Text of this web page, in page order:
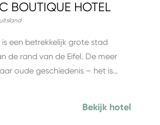
BOUTIQUE HOTEL
een betrekkelijk grote stad
de rand van de Eifel. De meer
oude geschiedenis – het is…
Bekijk hotel